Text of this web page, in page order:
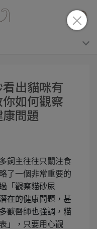
出貓咪有
如何觀察
問題
飼主往往只關注食
了一個非常重要的
「觀察貓砂尿
在的健康問題，甚
獸醫師也強調，貓
」，只要用心觀